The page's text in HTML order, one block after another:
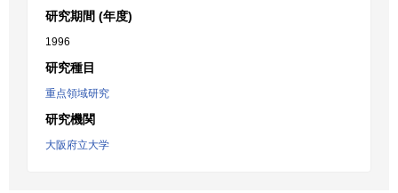
研究期間 (年度)
1996
研究種目
重点領域研究
研究機関
大阪府立大学